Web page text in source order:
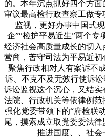
的。本年沉点抓好四个方
审议最高检行政查察工做
监视，更好办事中国式
企”“检护平易近生”两个专
经济社会高质量成长的切
营商，苦守司法为平易近初
聚焦行政相对人有案诉不
诉、不克不及无效行使诉
诉讼监视这个沉心，又结
法院、行政机关等依律例
强化党委带领下的“府检联
尾，摸索成立取党委委法
推进国度、、社会